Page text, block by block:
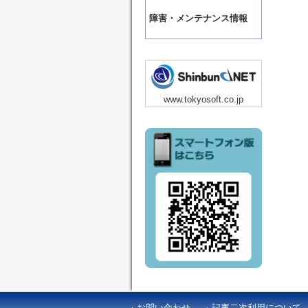
障害・メンテナンス情報
www.tokyosoft.co.jp